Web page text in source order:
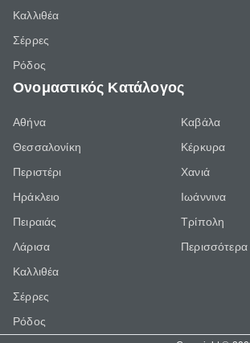
Καλλιθέα
Σέρρες
Ρόδος
Ονομαστικός Κατάλογος
Αθήνα
Θεσσαλονίκη
Περιστέρι
Ηράκλειο
Πειραιάς
Λάρισα
Καλλιθέα
Σέρρες
Ρόδος
Καβάλα
Κέρκυρα
Χανιά
Ιωάννινα
Τρίπολη
Περισσότερα